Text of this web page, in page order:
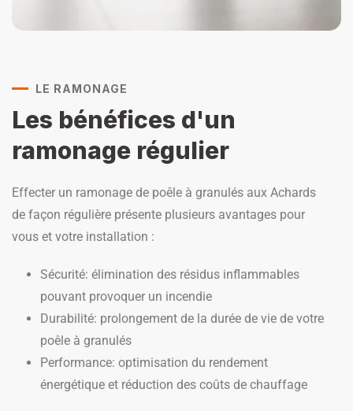
LE RAMONAGE
Les bénéfices d'un
ramonage régulier
Effecter un ramonage de poêle à granulés aux Achards
de façon régulière présente plusieurs avantages pour
vous et votre installation :
Sécurité: élimination des résidus inflammables
pouvant provoquer un incendie
Durabilité: prolongement de la durée de vie de votre
poêle à granulés
Performance: optimisation du rendement
énergétique et réduction des coûts de chauffage